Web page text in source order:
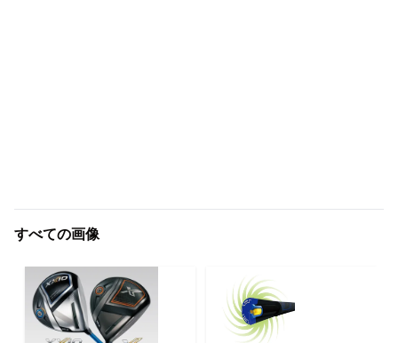
すべての画像